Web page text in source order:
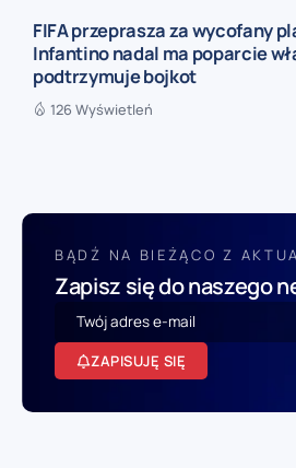
FIFA przeprasza za wycofany
Infantino nadal ma poparcie
podtrzymuje bojkot
126 Wyświetleń
BĄDŹ NA BIEŻĄCO Z
Zapisz się do naszego
ZAPISUJĘ SIĘ